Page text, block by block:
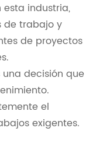
industria,
de trabajo y
de proyectos
una decisión que
el
exigentes.